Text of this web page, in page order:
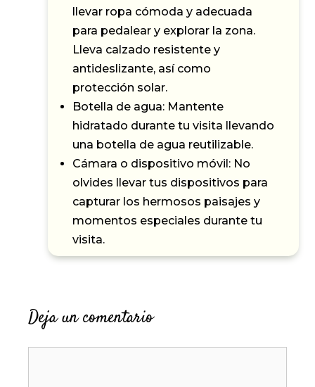
llevar ropa cómoda y adecuada
para pedalear y explorar la zona.
Lleva calzado resistente y
antideslizante, así como
protección solar.
Botella de agua: Mantente
hidratado durante tu visita llevando
una botella de agua reutilizable.
Cámara o dispositivo móvil: No
olvides llevar tus dispositivos para
capturar los hermosos paisajes y
momentos especiales durante tu
visita.
Deja un comentario